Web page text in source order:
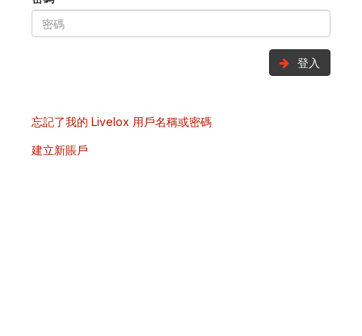
登入
忘記了我的 Livelox 用戶名稱或密碼
建立新賬戶